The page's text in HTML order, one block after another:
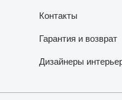
Контакты
Гарантия и возврат
Дизайнеры